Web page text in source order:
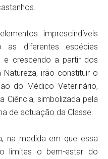
imprescindíveis
as diferentes espécies
e crescendo a partir dos
Natureza, irão constituir o
do Médico Veterinário,
Ciência, simbolizada pela
de actuação da Classe.
na medida em que essa
limites o bem-estar do